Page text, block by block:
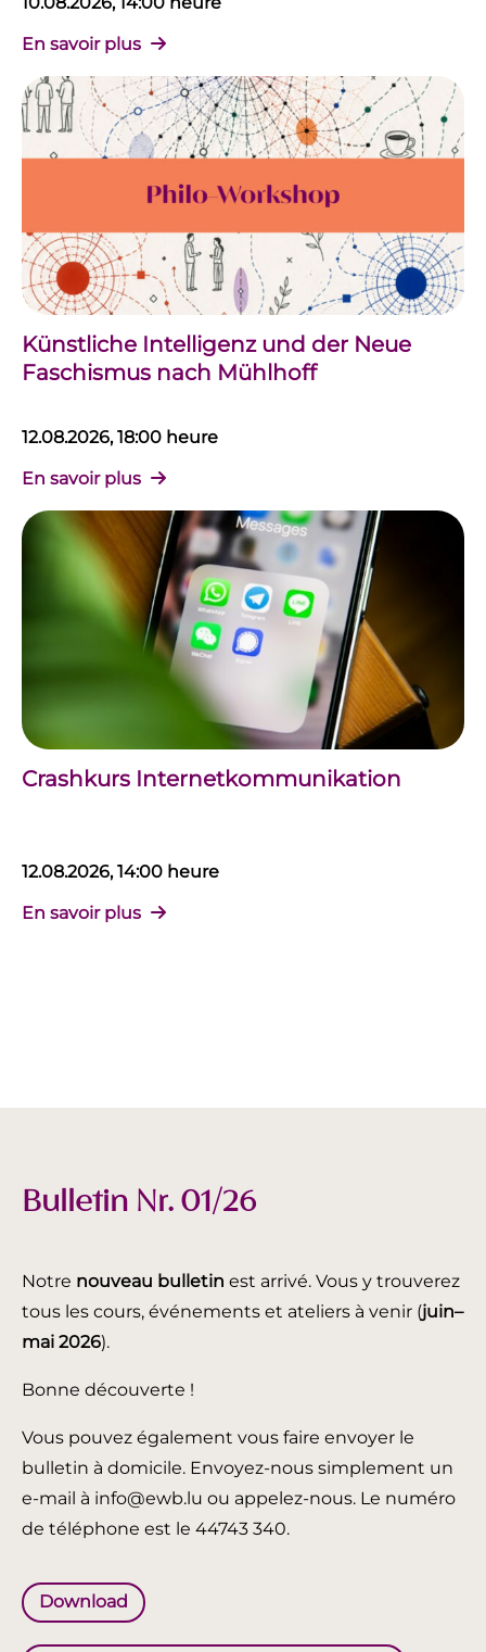
En savoir plus
Künstliche Intelligenz und der Neue
Faschismus nach Mühlhoff
12.08.2026, 18:00 heure
En savoir plus
Crashkurs Internetkommunikation
12.08.2026, 14:00 heure
En savoir plus
Bulletin Nr. 01/26
Notre nouveau bulletin est arrivé. Vous y trouverez
tous les cours, événements et ateliers à venir (juin–
mai 2026).
Bonne découverte !
Vous pouvez également vous faire envoyer le
bulletin à domicile. Envoyez-nous simplement un
e-mail à info@ewb.lu ou appelez-nous. Le numéro
de téléphone est le 44743 340.
Download